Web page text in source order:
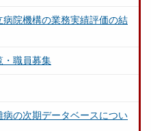
院機構の業務実績評価の結
・職員募集
の次期データベースについ